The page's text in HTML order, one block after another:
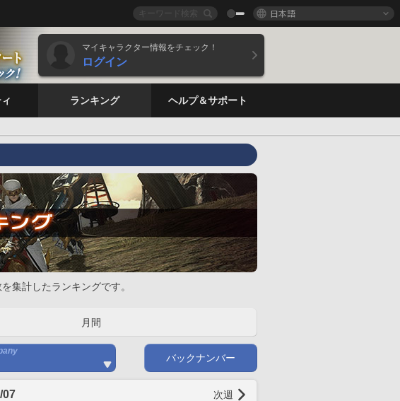
日本語
マイキャラクター情報をチェック！
ログイン
ランキング ヘルプ＆サポート
集計したランキングです。
月間
バックナンバー
07 次週